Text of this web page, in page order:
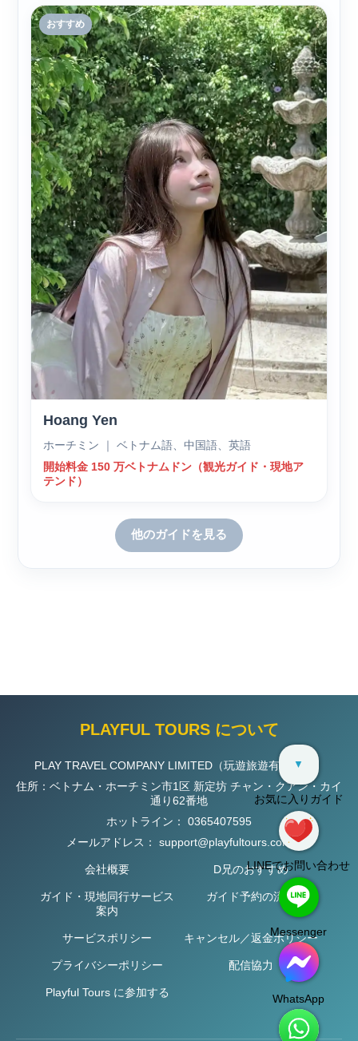
おすすめ
Hoang Yen
ホーチミン ｜ ベトナム語、中国語、英語
開始料金 150 万ベトナムドン（観光ガイド・現地ア
テンド）
他のガイドを見る
PLAYFUL TOURS について
PLAY TRAVEL COMPANY LIMITED（玩遊旅遊有限公司）
住所：ベトナム・ホーチミン市1区 新定坊 チャン・クアン・カイ
通り62番地
ホットライン： 0365407595
メールアドレス： support@playfultours.com
会社概要 D兄のおすすめ
ガイド・現地同行サービス
案内
ガイド予約の流れ
サービスポリシー キャンセル／返金ポリシー
プライバシーポリシー 配信協力
Playful Tours に参加する
▼
お気に入りガイド
LINEでお問い合わせ
Messenger
WhatsApp